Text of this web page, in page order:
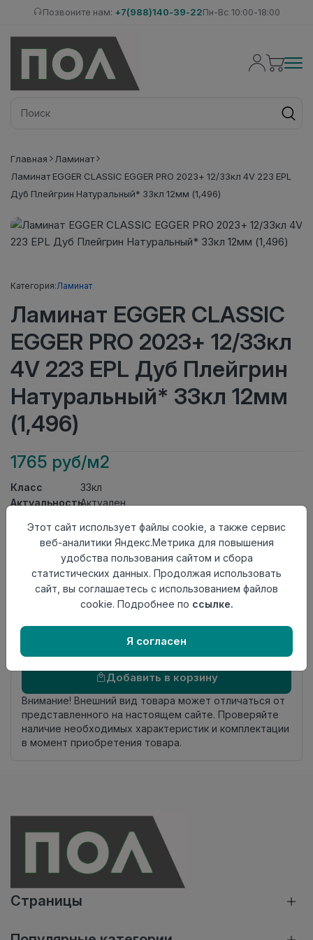
Позвоните нам: +7(988)140-39-22Пн-Вс 10:00-18:00
Главная
Ламинат
Ламинат EGGER CLASSIC EGGER PRO 2023+ 12/33кл 4V 223 EPL
Дуб Плейгрин Натуральный* 33кл 12мм (1,496)
Категория:Ламинат
Ламинат EGGER CLASSIC
EGGER PRO 2023+ 12/33кл
4V 223 EPL Дуб Плейгрин
Натуральный* 33кл 12мм
(1,496)
1765 руб/м2
Класс
33кл
АктуальностьАктуален
Размер
доски
1292×193мм
Теплый пол
до +27 градусов
Фаска
4V
Замок
Clic It
происхождения
Осталось
Добавить в корзину
Внимание! Внешний вид товара может отличаться от
представленного на настоящем сайте. Проверяйте
наличие необходимых характеристик и комплектации
в момент приобретения товара.
Страницы
Этот сайт использует файлы cookie, а также сервис
веб-аналитики Яндекс.Метрика для повышения
удобства пользования сайтом и сбора
статистических данных. Продолжая использовать
сайт, вы соглашаетесь с использованием файлов
cookie. Подробнее по ссылке.
Я согласен